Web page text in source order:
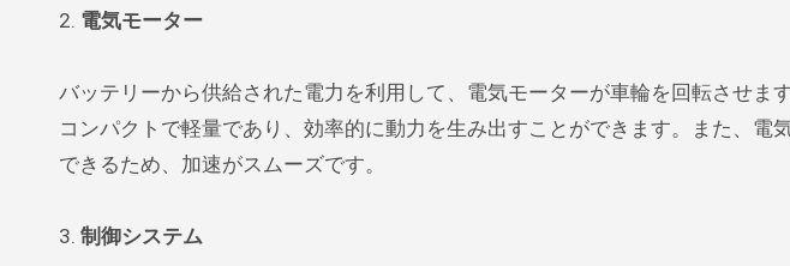
2. 電気モーター
バッテリーから供給された電力を利用して、電気モーターが車輪を回転させま
コンパクトで軽量であり、効率的に動力を生み出すことができます。また、電
できるため、加速がスムーズです。
3. 制御システム